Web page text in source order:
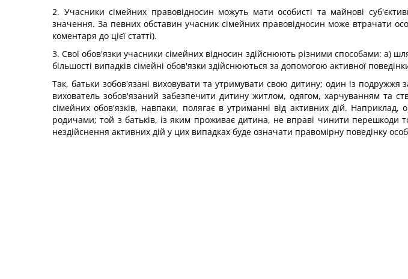
2. Учасники сімейних правовідносин можуть мати особисті та майнові
значення. За певних обставин учасник сімейних правовідносин може втрачати
коментаря до цієї статті).
3. Свої обов'язки учасники сімейних відносин здійснюють різними способами: а)
більшості випадків сімейні обов'язки здійснюються за допомогою активної
Так, батьки зобов'язані виховувати та утримувати свою дитину; один із
вихователь зобов'язаний забезпечити дитину житлом, одягом, харчуванням та
сімейних обов'язків, навпаки, полягає в утриманні від активних дій.
родичами; той з батьків, із яким проживає дитина, не вправі чинити
нездійснення активних дій у цих випадках буде означати правомірну поведінку